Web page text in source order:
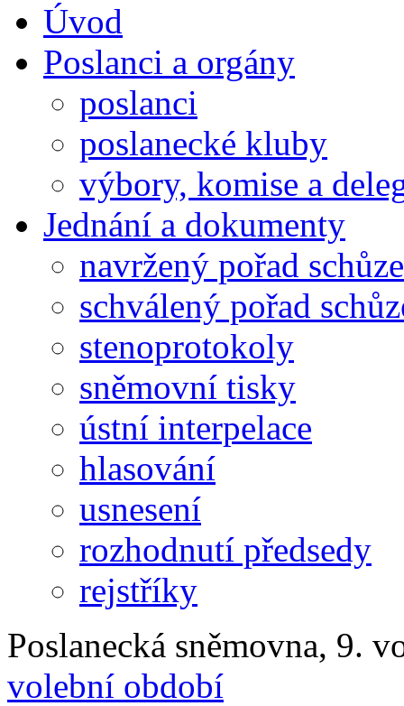
Úvod
Poslanci a orgány
poslanci
poslanecké kluby
výbory, komise a
Jednání a dokumenty
navržený pořad schůze
schválený pořad
stenoprotokoly
sněmovní tisky
ústní interpelace
hlasování
usnesení
rozhodnutí předsedy
rejstříky
Poslanecká sněmovna, 9.
volební období